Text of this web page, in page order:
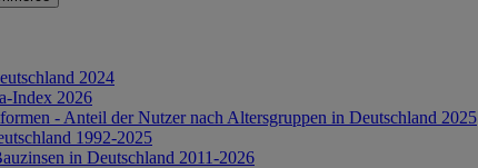
2024
Index 2026
- Anteil der Nutzer nach Altersgruppen in Deutschland 2025
1992-2025
in Deutschland 2011-2026